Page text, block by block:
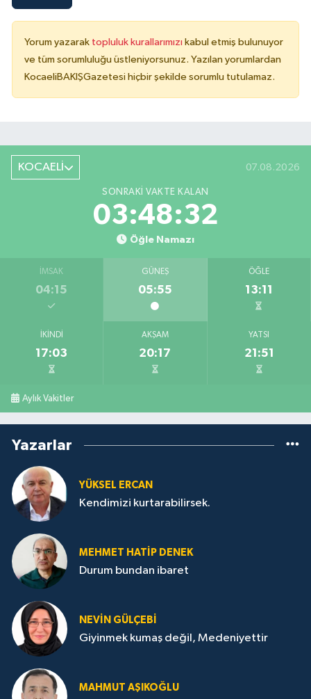
Yorum yazarak topluluk kurallarımızı kabul etmiş bulunuyor
ve tüm sorumluluğu üstleniyorsunuz. Yazılan yorumlardan
KocaeliBAKIŞGazetesi hiçbir şekilde sorumlu tutulamaz.
KOCAELİ 07.08.2026
SONRAKI VAKTE KALAN
03:48:32
Öğle Namazı
İMSAK
04:15
GÜNEŞ
05:55
ÖĞLE
13:11
İKINDI
17:03
AKŞAM
20:17
YATSI
21:51
Aylık Vakitler
Yazarlar
YÜKSEL ERCAN
Kendimizi kurtarabilirsek.
MEHMET HATİP DENEK
Durum bundan ibaret
NEVİN GÜLÇEBİ
Giyinmek kumaş değil, Medeniyettir
MAHMUT AŞIKOĞLU